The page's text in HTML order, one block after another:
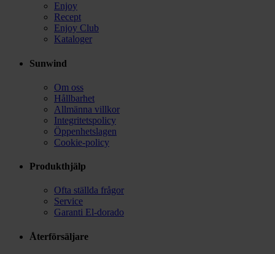
Enjoy
Recept
Enjoy Club
Kataloger
Sunwind
Om oss
Hållbarhet
Allmänna villkor
Integritetspolicy
Öppenhetslagen
Cookie-policy
Produkthjälp
Ofta ställda frågor
Service
Garanti El-dorado
Återförsäljare